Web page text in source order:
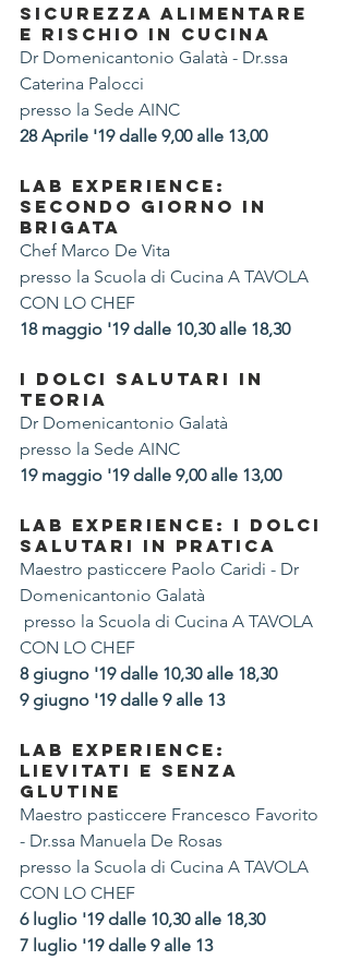
SICUREZZA ALIMENTARE
E RISCHIO IN CUCINA
Dr Domenicantonio Galatà - Dr.ssa
Caterina Palocci
presso la Sede AINC
28 Aprile '19 dalle 9,00 alle 13,00
LAB EXPERIENCE:
SECONDO GIORNO IN
BRIGATA
Chef Marco De Vita
presso la Scuola di Cucina A TAVOLA
CON LO CHEF
18 maggio '19 dalle 10,30 alle 18,30
I DOLCI SALUTARI IN
TEORIA
Dr Domenicantonio Galatà
presso la Sede AINC
19 maggio '19 dalle 9,00 alle 13,00
LAB EXPERIENCE: I DOLCI
SALUTARI IN PRATICA
Maestro pasticcere Paolo Caridi - Dr
Domenicantonio Galatà
CON LO CHEF
8 giugno '19 dalle 10,30 alle 18,30
9 giugno '19 dalle 9 alle 13
LAB EXPERIENCE:
LIEVITATI E SENZA
GLUTINE
Maestro pasticcere Francesco Favorito
- Dr.ssa Manuela De Rosas
presso la Scuola di Cucina A TAVOLA
CON LO CHEF
6 luglio '19 dalle 10,30 alle 18,30
7 luglio '19 dalle 9 alle 13